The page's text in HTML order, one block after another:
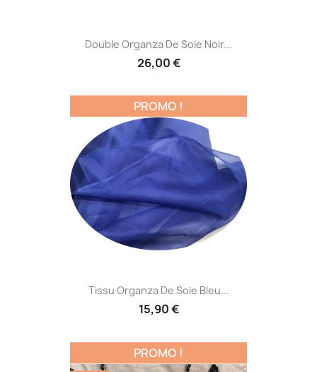
Double Organza De Soie Noir...
26,00 €
Tissu Organza De Soie Bleu...
15,90 €
PROMO !
PROMO !